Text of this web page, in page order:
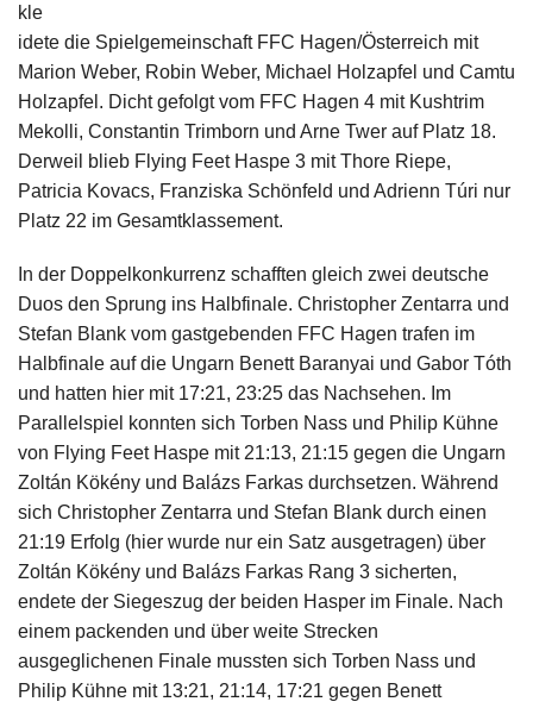
kle
idete die Spielgemeinschaft FFC Hagen/Österreich mit
Marion Weber, Robin Weber, Michael Holzapfel und Camtu
Holzapfel. Dicht gefolgt vom FFC Hagen 4 mit Kushtrim
Mekolli, Constantin Trimborn und Arne Twer auf Platz 18.
Derweil blieb Flying Feet Haspe 3 mit Thore Riepe,
Patricia Kovacs, Franziska Schönfeld und Adrienn Túri nur
Platz 22 im Gesamtklassement.
In der Doppelkonkurrenz schafften gleich zwei deutsche
Duos den Sprung ins Halbfinale. Christopher Zentarra und
Stefan Blank vom gastgebenden FFC Hagen trafen im
Halbfinale auf die Ungarn Benett Baranyai und Gabor Tóth
und hatten hier mit 17:21, 23:25 das Nachsehen. Im
Parallelspiel konnten sich Torben Nass und Philip Kühne
von Flying Feet Haspe mit 21:13, 21:15 gegen die Ungarn
Zoltán Kökény und Balázs Farkas durchsetzen. Während
sich Christopher Zentarra und Stefan Blank durch einen
21:19 Erfolg (hier wurde nur ein Satz ausgetragen) über
Zoltán Kökény und Balázs Farkas Rang 3 sicherten,
endete der Siegeszug der beiden Hasper im Finale. Nach
einem packenden und über weite Strecken
ausgeglichenen Finale mussten sich Torben Nass und
Philip Kühne mit 13:21, 21:14, 17:21 gegen Benett